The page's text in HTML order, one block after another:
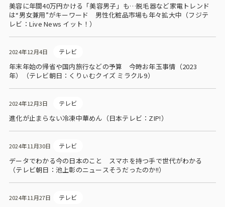
アンケートモニター
採用情報
美容に年間40万円かける「美容男子」も…脱毛器など家電トレンド
は“男女兼用”がキーワード 男性化粧品市場も年々拡大中（フジテ
レビ：Live News イット！）
2024年12月4日 テレビ
年末年始の帰省や国内旅行などの予算 今時お年玉事情（2023
年）（テレビ朝日：くりぃむクイズ ミラクル9）
2024年12月3日 テレビ
進化が止まらない冷凍中華めん（日本テレビ：ZIP!）
2024年11月30日 テレビ
データでわかる今の日本のこと スマホを持つ手で世代がわかる
（テレビ朝日：池上彰のニュースそうだったのか!!）
2024年11月27日 テレビ